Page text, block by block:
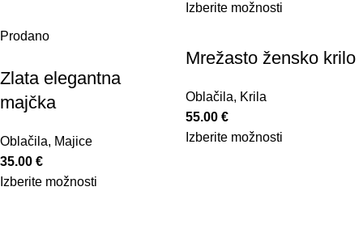
Izberite možnosti
Prodano
Zlata elegantna
majčka
Oblačila, Majice
35.00 €
Izberite možnosti
Mrežasto žensko krilo
Oblačila, Krila
55.00 €
Izberite možnosti